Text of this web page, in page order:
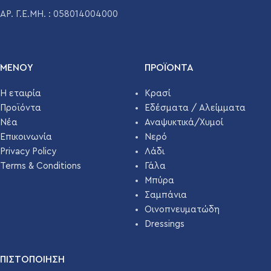
ΑΡ. Γ.Ε.ΜΗ. : 058014004000
ΜΕΝΟΥ
Η εταιρία
Προϊόντα
Νέα
Επικοινωνία
Privacy Policy
Terms & Conditions
ΠΡΟΪΌΝΤΑ
Κρασί
Εδέσματα / Αλείμματα
Αναψυκτικά/Χυμοί
Νερό
Λάδι
Γάλα
Μπύρα
Σαμπάνια
Οινοπνευματώδη
Dressings
ΠΙΣΤΟΠΟΙΗΣΗ